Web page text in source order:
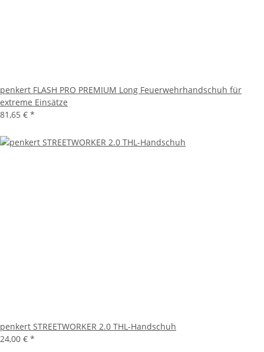
penkert FLASH PRO PREMIUM Long Feuerwehrhandschuh für
extreme Einsätze
81,65 € *
penkert STREETWORKER 2.0 THL-Handschuh
24,00 € *